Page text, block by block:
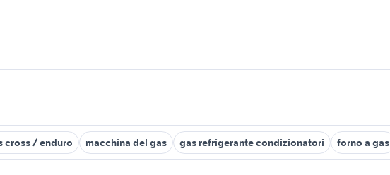
cross / enduro macchina del gas gas refrigerante condizionatori forno a gas